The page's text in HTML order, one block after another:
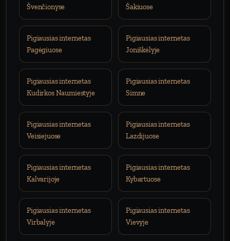
Švenčionyse
Šakiuose
Pigiausias internetas
Pagėgiuose
Pigiausias internetas
Joniškėlyje
Pigiausias internetas
Kudirkos Naumiestyje
Pigiausias internetas
Simne
Pigiausias internetas
Veisiejuose
Pigiausias internetas
Lazdijuose
Pigiausias internetas
Kalvarijoje
Pigiausias internetas
Kybartuose
Pigiausias internetas
Virbalyje
Pigiausias internetas
Vievyje